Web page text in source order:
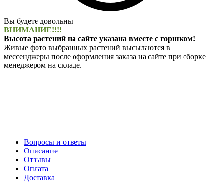
Вы будете довольны
ВНИМАНИЕ!!!!
Высота растений на сайте указана вместе с горшком!
Живые фото выбранных растений высылаются в
мессенджеры после оформления заказа на сайте при сборке
менеджером на складе.
Вопросы и ответы
Описание
Отзывы
Оплата
Доставка